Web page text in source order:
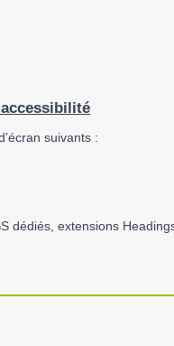
suivants :
extensions